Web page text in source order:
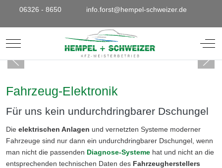
06326 - 8650 info.forst@hempel-schweizer.de
Mobile Menu Toggle Off-
Fahrzeug-Elektronik
Für uns kein undurchdringbarer Dschungel
Die elektrischen Anlagen und vernetzten Systeme moderner
Fahrzeuge sind nur dann ein undurchdringbarer Dschungel, wenn
man nicht die passenden Diagnose-Systeme hat und nicht an die
entsprechenden technischen Daten des Fahrzeugherstellers